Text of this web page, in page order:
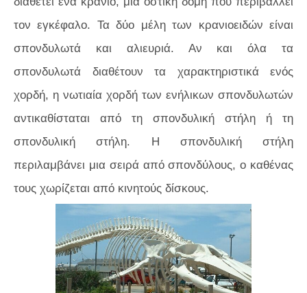
τον εγκέφαλο. Τα δύο μέλη των κρανιοειδών είναι
σπονδυλωτά και αλιευριά. Αν και όλα τα
σπονδυλωτά διαθέτουν τα χαρακτηριστικά ενός
χορδή, η νωτιαία χορδή των ενήλικων σπονδυλωτών
αντικαθίσταται από τη σπονδυλική στήλη ή τη
σπονδυλική στήλη. Η σπονδυλική στήλη
περιλαμβάνει μια σειρά από σπονδύλους, ο καθένας
τους χωρίζεται από κινητούς δίσκους.